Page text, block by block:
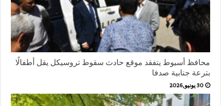
محافظ أسيوط يتفقد موقع حادث سقوط تروسيكل يقل أطفالًا
بترعة جنابية صدفا
30 يونيو,2026